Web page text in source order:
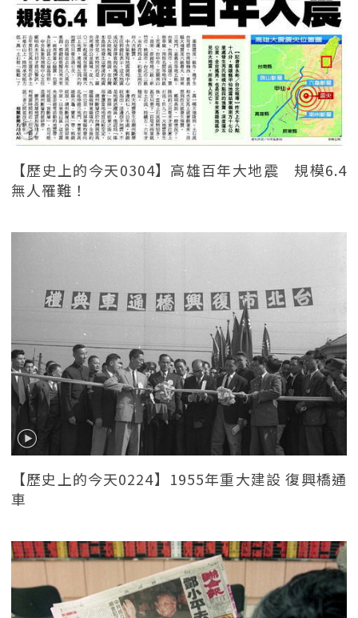
【歷史上的今天0304】高雄百年大地震 規模6.4
無人罹難！
【歷史上的今天0224】1955年重大建設 復興橋通
車